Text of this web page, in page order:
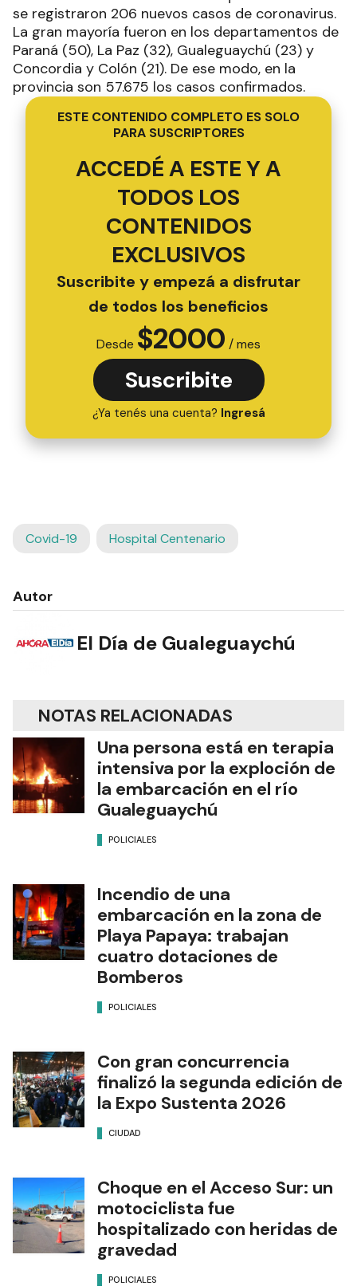
se registraron 206 nuevos casos de coronavirus.
La gran mayoría fueron en los departamentos de
Paraná (50), La Paz (32), Gualeguaychú (23) y
Concordia y Colón (21). De ese modo, en la
provincia son 57.675 los casos confirmados.
ESTE CONTENIDO COMPLETO ES SOLO
PARA SUSCRIPTORES
ACCEDÉ A ESTE Y A
TODOS LOS
CONTENIDOS
EXCLUSIVOS
Suscribite y empezá a disfrutar
de todos los beneficios
Desde $2000 / mes
Suscribite
¿Ya tenés una cuenta? Ingresá
Covid-19 Hospital Centenario
Autor
El Día de Gualeguaychú
NOTAS RELACIONADAS
Una persona está en terapia
intensiva por la exploción de
la embarcación en el río
Gualeguaychú
POLICIALES
Incendio de una
embarcación en la zona de
Playa Papaya: trabajan
cuatro dotaciones de
Bomberos
POLICIALES
Con gran concurrencia
finalizó la segunda edición de
la Expo Sustenta 2026
CIUDAD
Choque en el Acceso Sur: un
motociclista fue
hospitalizado con heridas de
gravedad
POLICIALES